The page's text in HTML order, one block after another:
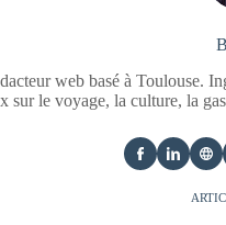
web basé à Toulouse.
sur le voyage, la culture, la